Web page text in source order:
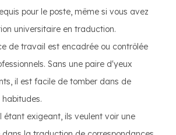
pour le poste, même si vous avez
universitaire en traduction.
de travail est encadrée ou contrôlée
Sans une paire d'yeux
il est facile de tomber dans de
étant exigeant, ils veulent voir une